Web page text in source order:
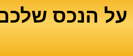
על הנכס